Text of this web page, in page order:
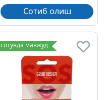
Сотиб олиш
сотувда мавжуд